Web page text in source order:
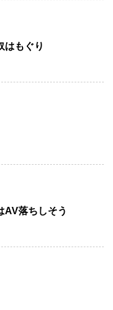
はもぐり
AV落ちしそう